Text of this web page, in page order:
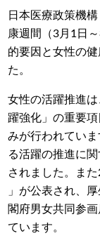
日本医療政策機
康週間（3月1日
的要因と女性の
た。
女性の活躍推進
躍強化」の重要
みが行われてい
る活躍の推進に
されました。ま
」が公表され、
閣府男女共同参
ています。